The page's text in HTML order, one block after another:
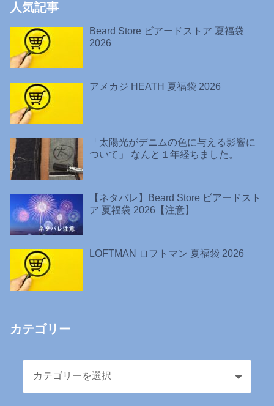
人気記事
Beard Store ビアードストア 夏福袋
2026
アメカジ HEATH 夏福袋 2026
「太陽光がデニムの色に与える影響に
ついて」 なんと１年経ちました。
【ネタバレ】Beard Store ビアードスト
ア 夏福袋 2026【注意】
LOFTMAN ロフトマン 夏福袋 2026
カテゴリー